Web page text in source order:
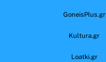
GoneisPlus.gr
Kultura.gr
Loatki.gr